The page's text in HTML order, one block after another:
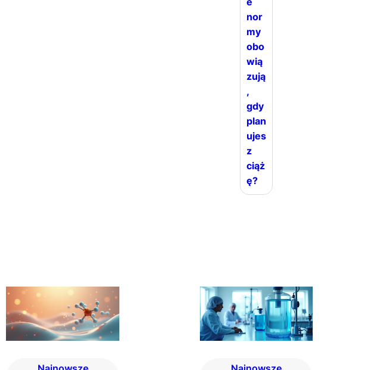
nor
my
obo
wią
zują
,
gdy
plan
ujes
z
ciąż
ę?